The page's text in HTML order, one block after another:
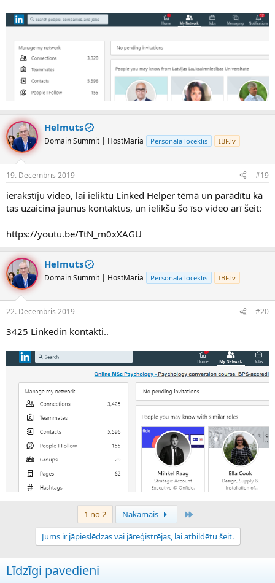
Helmuts
Domain Summit | HostMaria Personāla loceklis IBF.lv
19. Decembris 2019 #19
ierakstīju video, lai ieliktu Linked Helper tēmā un parādītu kā
tas uzaicina jaunus kontaktus, un ielikšu šo īso video arī šeit:
https://youtu.be/TtN_m0xXAGU
Helmuts
Domain Summit | HostMaria Personāla loceklis IBF.lv
22. Decembris 2019 #20
3425 Linkedin kontakti..
1 no 2 Nākamais
Jums ir jāpieslēdzas vai jāreģistrējas, lai atbildētu šeit.
Līdzīgi pavedieni